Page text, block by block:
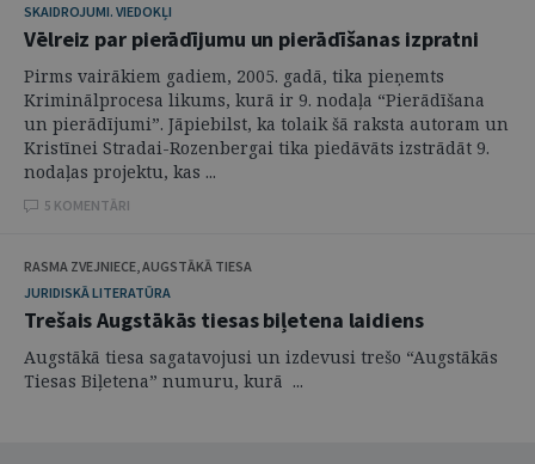
SKAIDROJUMI. VIEDOKĻI
Vēlreiz par pierādījumu un pierādīšanas izpratni
Pirms vairākiem gadiem, 2005. gadā, tika pieņemts
Kriminālprocesa likums, kurā ir 9. nodaļa “Pierādīšana
un pierādījumi”. Jāpiebilst, ka tolaik šā raksta autoram un
Kristīnei Stradai-Rozenbergai tika piedāvāts izstrādāt 9.
nodaļas projektu, kas ...
5 KOMENTĀRI
RASMA ZVEJNIECE, AUGSTĀKĀ TIESA
JURIDISKĀ LITERATŪRA
Trešais Augstākās tiesas biļetena laidiens
Augstākā tiesa sagatavojusi un izdevusi trešo “Augstākās
Tiesas Biļetena” numuru, kurā ...